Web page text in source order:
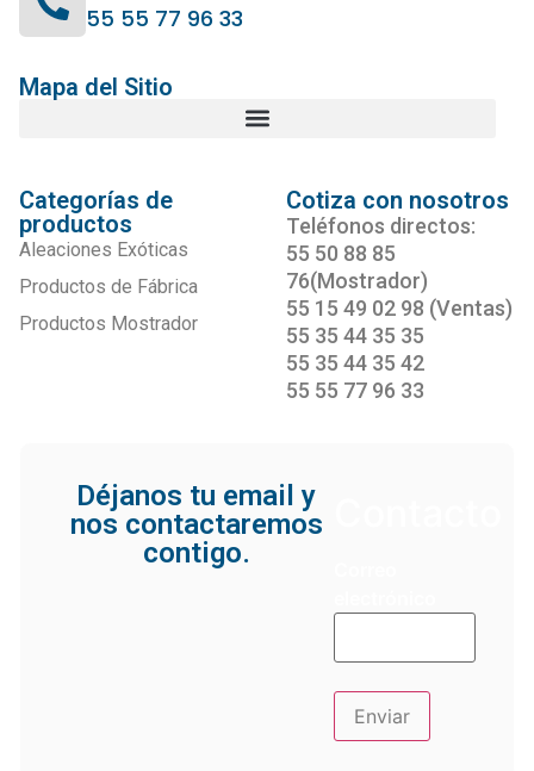
55 55 77 96 33
Mapa del Sitio
Categorías de
productos
Aleaciones Exóticas
Productos de Fábrica
Productos Mostrador
Cotiza con nosotros
Teléfonos directos:
55 50 88 85
76(Mostrador)
55 15 49 02 98 (Ventas)
55 35 44 35 35
55 35 44 35 42
55 55 77 96 33
Déjanos tu email y
nos contactaremos
contigo.